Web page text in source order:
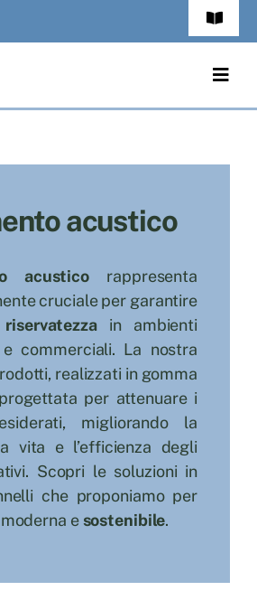
Toggle
Cataloghi
Eco-News
Contatti
Chi Siamo
Cerca
per:
acustico
acustico rappresenta
cruciale per garantire
riservatezzain ambienti
e commerciali. La nostra
realizzati in gomma
per attenuare i
migliorando la
vita e l’efficienza degli
Scopri le soluzioni in
che proponiamo per
esostenibile.